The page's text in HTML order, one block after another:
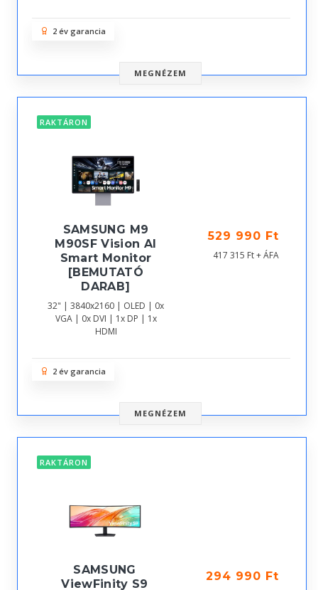
2 év garancia
MEGNÉZEM
RAKTÁRON
SAMSUNG M9
M90SF Vision AI
Smart Monitor
[BEMUTATÓ
DARAB]
32" | 3840x2160 | OLED | 0x
VGA | 0x DVI | 1x DP | 1x
HDMI
529 990 Ft
417 315 Ft + ÁFA
2 év garancia
MEGNÉZEM
RAKTÁRON
SAMSUNG
ViewFinity S9
294 990 Ft